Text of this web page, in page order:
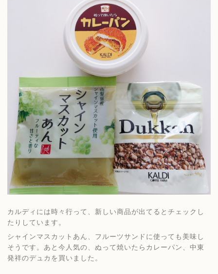
カルディには時々行って、新しい商品が出てるとチェックし
たりしています。
シャインマスカットあん、フルーツサンドに使っても美味し
そうです。あと今人気の、ぬって焼いたらカレーパン、中東
発祥のデュカを買いました。